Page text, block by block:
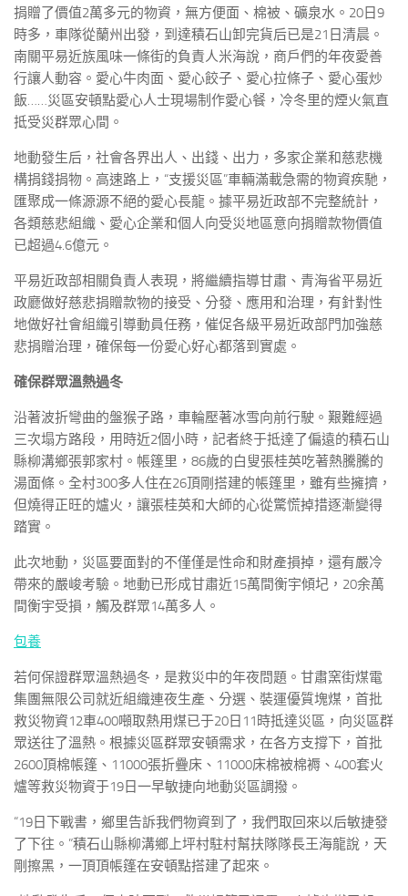
捐贈了價值2萬多元的物資，無方便面、棉被、礦泉水。20日9
時多，車隊從蘭州出發，到達積石山卸完貨后已是21日清晨。
南關平易近族風味一條街的負責人米海說，商戶們的年夜愛善
行讓人動容。愛心牛肉面、愛心餃子、愛心拉條子、愛心蛋炒
飯……災區安頓點愛心人士現場制作愛心餐，冷冬里的煙火氣直
抵受災群眾心間。
地動發生后，社會各界出人、出錢、出力，多家企業和慈悲機
構捐錢捐物。高速路上，“支援災區”車輛滿載急需的物資疾馳，
匯聚成一條源源不絕的愛心長龍。據平易近政部不完整統計，
各類慈悲組織、愛心企業和個人向受災地區意向捐贈款物價值
已超過4.6億元。
平易近政部相關負責人表現，將繼續指導甘肅、青海省平易近
政廳做好慈悲捐贈款物的接受、分發、應用和治理，有針對性
地做好社會組織引導動員任務，催促各級平易近政部門加強慈
悲捐贈治理，確保每一份愛心好心都落到實處。
確保群眾溫熱過冬
沿著波折彎曲的盤猴子路，車輪壓著冰雪向前行駛。艱難經過
三次塌方路段，用時近2個小時，記者終于抵達了偏遠的積石山
縣柳溝鄉張郭家村。帳篷里，86歲的白叟張桂英吃著熱騰騰的
湯面條。全村300多人住在26頂剛搭建的帳篷里，雖有些擁擠，
但燒得正旺的爐火，讓張桂英和大師的心從驚慌掉措逐漸變得
踏實。
此次地動，災區要面對的不僅僅是性命和財產損掉，還有嚴冷
帶來的嚴峻考驗。地動已形成甘肅近15萬間衡宇傾圮，20余萬
間衡宇受損，觸及群眾14萬多人。
包養
若何保證群眾溫熱過冬，是救災中的年夜問題。甘肅窯街煤電
集團無限公司就近組織連夜生產、分選、裝運優質塊煤，首批
救災物資12車400噸取熱用煤已于20日11時抵達災區，向災區群
眾送往了溫熱。根據災區群眾安頓需求，在各方支撐下，首批
2600頂棉帳篷、11000張折疊床、11000床棉被棉褥、400套火
爐等救災物資于19日一早敏捷向地動災區調撥。
“19日下戰書，鄉里告訴我們物資到了，我們取回來以后敏捷發
了下往。”積石山縣柳溝鄉上坪村駐村幫扶隊隊長王海龍說，天
剛擦黑，一頂頂帳篷在安頓點搭建了起來。